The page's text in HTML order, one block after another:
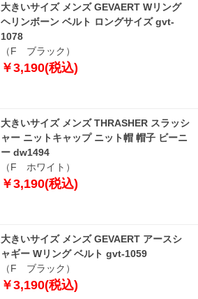
大きいサイズ メンズ GEVAERT Wリング
ヘリンボーン ベルト ロングサイズ gvt-
1078
（F ブラック）
￥3,190(税込)
大きいサイズ メンズ THRASHER スラッシ
ャー ニットキャップ ニット帽 帽子 ビーニ
ー dw1494
（F ホワイト）
￥3,190(税込)
大きいサイズ メンズ GEVAERT アースシ
ャギー Wリング ベルト gvt-1059
（F ブラック）
￥3,190(税込)